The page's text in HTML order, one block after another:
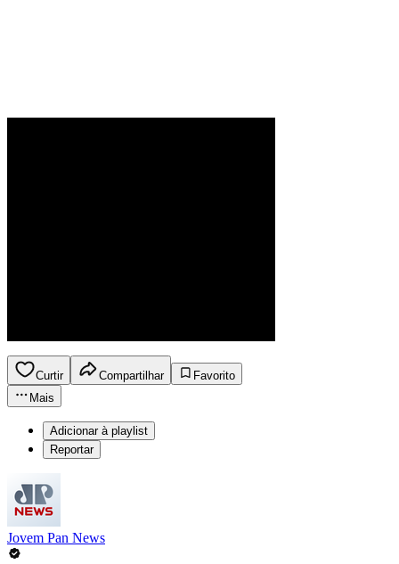
Curtir Compartilhar
Favorito
Mais
Adicionar à playlist
Reportar
Jovem Pan News